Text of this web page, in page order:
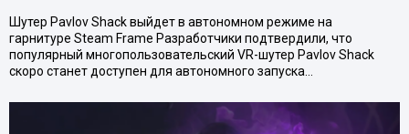
Шутер Pavlov Shack выйдет в автономном режиме на
гарнитуре Steam Frame Разработчики подтвердили, что
популярный многопользовательский VR-шутер Pavlov Shack
скоро станет доступен для автономного запуска…